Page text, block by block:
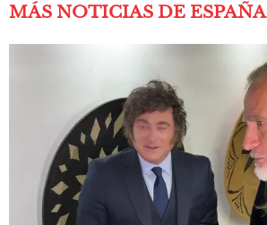
MÁS NOTICIAS DE ESPAÑA